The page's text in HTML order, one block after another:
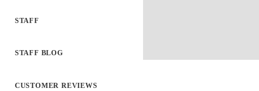
STAFF
STAFF BLOG
CUSTOMER REVIEWS